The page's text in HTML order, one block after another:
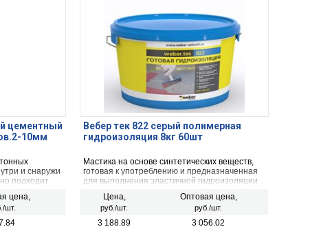
цементный
10мм
и снаружи
подходит
заполняет
цена,
шт.
Вебер тек 822 серый полимерная
гидроизоляция 8кг 60шт
Мастика на основе синтетических веществ,
готовая к употреблению и предназначенная
для выполнения эластичной гидроизоляции
помещениях. Наносится валиком или кистью.
Цена,
руб./шт.
Оптовая цена,
руб./шт.
3 188.89
3 056.02